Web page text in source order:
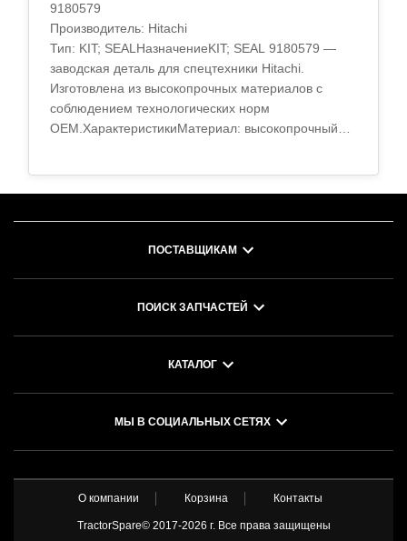
9180579
Производитель: Hitachi
Тип: KIT; SEALНазначениеKIT; SEAL 9180579 —
заводская деталь для спецтехники Hitachi.
Изготовлена из высокопрочных материалов с
соблюдением технологических норм
OEM.ХарактеристикиМатериал: высокопрочный
ПОСТАВЩИКАМ
ПОИСК ЗАПЧАСТЕЙ
КАТАЛОГ
МЫ В СОЦИАЛЬНЫХ СЕТЯХ
О компании Корзина Контакты
TractorSpare© 2017-2026 г. Все права защищены